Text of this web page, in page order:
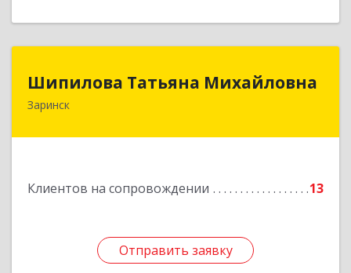
Шипилова Татьяна Михайловна
Заринск
Клиентов на сопровождении 13
Отправить заявку
Шипилова Татьяна Михайловна
Отправить заявку